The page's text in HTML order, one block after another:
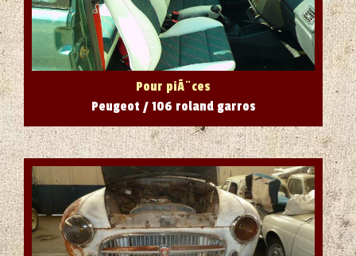
Pour piÃ¨ces
Peugeot / 106 roland garros